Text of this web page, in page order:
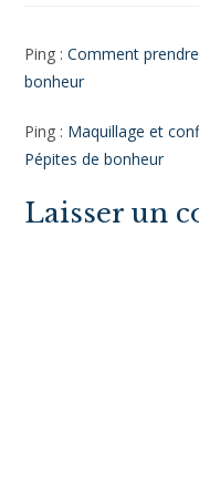
Ping :Comment
bonheur
Ping : Maquillage et
Pépites de bonheur
Laisser un